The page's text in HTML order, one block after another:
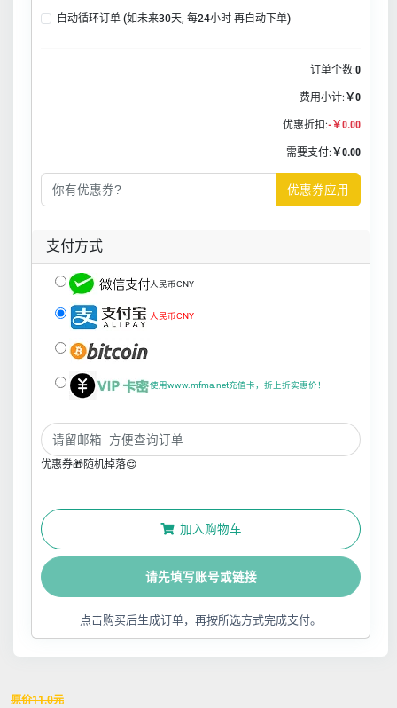
自动循环订单 (如未来30天, 每24小时 再自动下单)
订单个数:0
费用小计: ￥0
优惠折扣:-￥0.00
需要支付: ￥0.00
优惠券应用
支付方式
人民币CNY
人民币CNY
使用www.mfma.net充值卡，折上折实惠价！
优惠券🎁随机掉落😍
加入购物车
请先填写账号或链接
点击购买后生成订单，再按所选方式完成支付。
原价11.0元